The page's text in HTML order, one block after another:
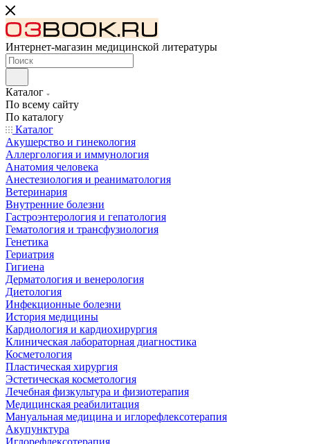
Интернет-магазин медицинской литературы
Каталог
По всему сайту
По каталогу
Каталог
Акушерство и гинекология
Аллергология и иммунология
Анатомия человека
Анестезиология и реаниматология
Ветеринария
Внутренние болезни
Гастроэнтерология и гепатология
Гематология и трансфузиология
Генетика
Гериатрия
Гигиена
Дерматология и венерология
Диетология
Инфекционные болезни
История медицины
Кардиология и кардиохирургия
Клиническая лабораторная диагностика
Косметология
Пластическая хирургия
Эстетическая косметология
Лечебная физкультура и физиотерапия
Медицинская реабилитация
Мануальная медицина и иглорефлексотерапия
Акупунктура
Иглорефлексотерапия